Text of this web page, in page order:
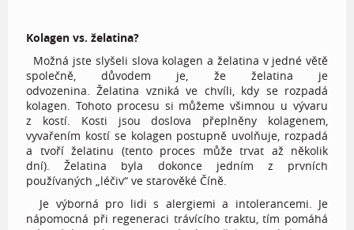
Kolagen vs. želatina?
Možná jste slyšeli slova kolagen a želatina v jedné větě
společně, důvodem je, že želatina je
odvozenina. Želatina vzniká ve chvíli, kdy se rozpadá
kolagen. Tohoto procesu si můžeme všimnou u vývaru
z kostí. Kosti jsou doslova přeplněny kolagenem,
vyvařením kostí se kolagen postupně uvolňuje, rozpadá
a tvoří želatinu (tento proces může trvat až několik
dní). Želatina byla dokonce jedním z prvních
používaných „léčiv“ ve starověké Číně.
Je výborná pro lidi s alergiemi a intolerancemi. Je
nápomocná při regeneraci trávícího traktu, tím pomáhá